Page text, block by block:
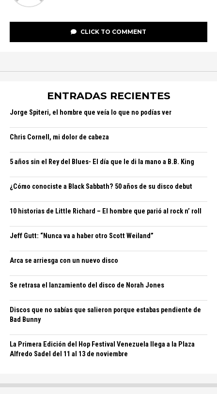
CLICK TO COMMENT
ENTRADAS RECIENTES
Jorge Spiteri, el hombre que veía lo que no podías ver
Chris Cornell, mi dolor de cabeza
5 años sin el Rey del Blues- El día que le di la mano a B.B. King
¿Cómo conociste a Black Sabbath? 50 años de su disco debut
10 historias de Little Richard – El hombre que parió al rock n’ roll
Jeff Gutt: “Nunca va a haber otro Scott Weiland”
Arca se arriesga con un nuevo disco
Se retrasa el lanzamiento del disco de Norah Jones
Discos que no sabías que salieron porque estabas pendiente de
Bad Bunny
La Primera Edición del Hop Festival Venezuela llega a la Plaza
Alfredo Sadel del 11 al 13 de noviembre